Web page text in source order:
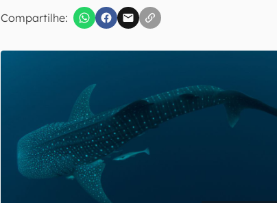
Compartilhe:
Confirmo que li, aceito e concordo com os Termos de